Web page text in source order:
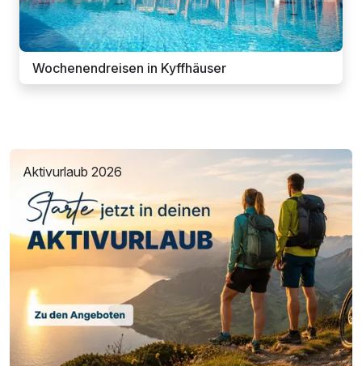
Wochenendreisen in Kyffhäuser
Aktivurlaub 2026